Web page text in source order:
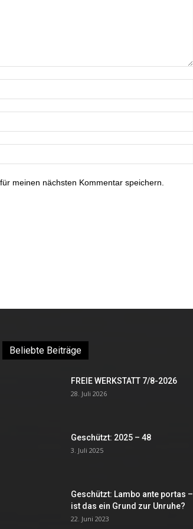
meinen nächsten Kommentar speichern.
Beliebte Beiträge
FREIE WERKSTATT 7/8-2026
28. Juli 2026
Geschützt: 2025 – 48
3. Juli 2025
Geschützt: Lambo ante portas –
ist das ein Grund zur Unruhe?
22. Juni 2023